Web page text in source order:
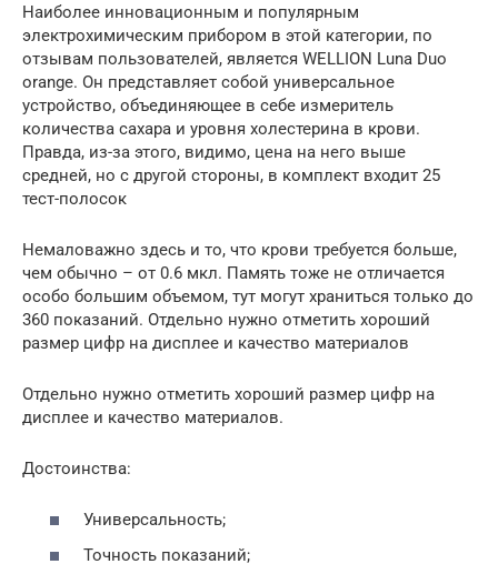
Наиболее инновационным и популярным
электрохимическим прибором в этой категории, по
отзывам пользователей, является WELLION Luna Duo
orange. Он представляет собой универсальное
устройство, объединяющее в себе измеритель
количества сахара и уровня холестерина в крови.
Правда, из-за этого, видимо, цена на него выше
средней, но с другой стороны, в комплект входит 25
тест-полосок
Немаловажно здесь и то, что крови требуется больше,
чем обычно – от 0.6 мкл. Память тоже не отличается
особо большим объемом, тут могут храниться только до
360 показаний. Отдельно нужно отметить хороший
размер цифр на дисплее и качество материалов
Отдельно нужно отметить хороший размер цифр на
дисплее и качество материалов.
Достоинства:
Универсальность;
Точность показаний;